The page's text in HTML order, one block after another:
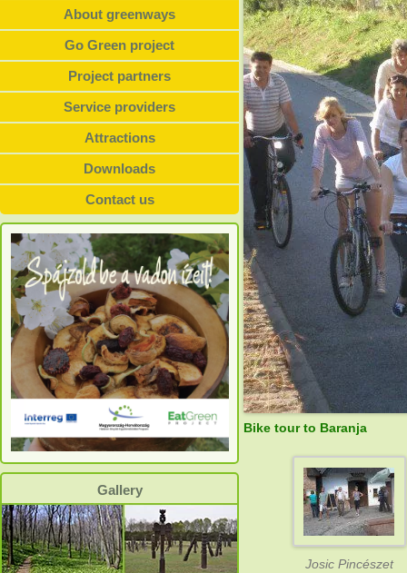
Bike tour to Baranja
Josic Pincészet
About greenways
Go Green project
Project partners
Service providers
Attractions
Downloads
Contact us
Gallery